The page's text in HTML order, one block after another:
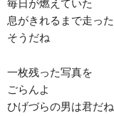
毎日が燃えていた
息がきれるまで走った
そうだね
一枚残った写真を
ごらんよ
ひげづらの男は君だね